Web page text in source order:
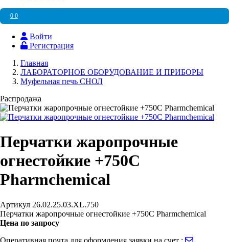
0 0
Войти
Регистрация
Главная
ЛАБОРАТОРНОЕ ОБОРУДОВАНИЕ И ПРИБОРЫ
Муфельная печь СНОЛ
Распродажа
Перчатки жаропрочные
огнестойкие +750С
Pharmchemical
Артикул 26.02.25.03.XL.750
Перчатки жаропрочные огнестойкие +750С Pharmchemical
Цена по запросу
Оперативная почта для оформления заявки на счет :